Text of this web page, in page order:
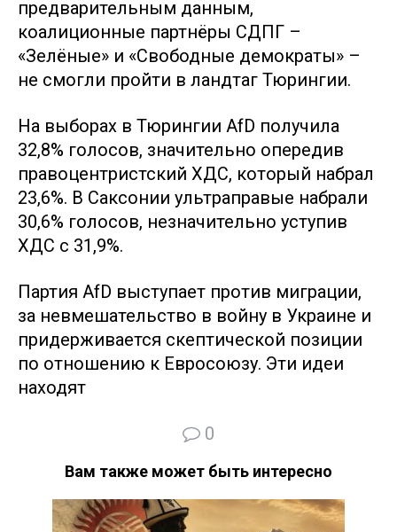
предварительным данным,
коалиционные партнёры СДПГ –
«Зелёные» и «Свободные демократы» –
не смогли пройти в ландтаг Тюрингии.
На выборах в Тюрингии AfD получила
32,8% голосов, значительно опередив
правоцентристский ХДС, который набрал
23,6%. В Саксонии ультраправые набрали
30,6% голосов, незначительно уступив
ХДС с 31,9%.
Партия AfD выступает против миграции,
за невмешательство в войну в Украине и
придерживается скептической позиции
по отношению к Евросоюзу. Эти идеи
находят
0
Вам также может быть интересно